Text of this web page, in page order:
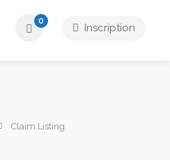
0
Inscription
Claim Listing